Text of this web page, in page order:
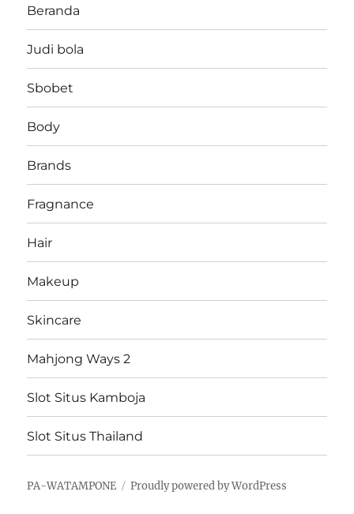
Beranda
Judi bola
Sbobet
Body
Brands
Fragnance
Hair
Makeup
Skincare
Mahjong Ways 2
Slot Situs Kamboja
Slot Situs Thailand
PA-WATAMPONE Proudly powered by WordPress